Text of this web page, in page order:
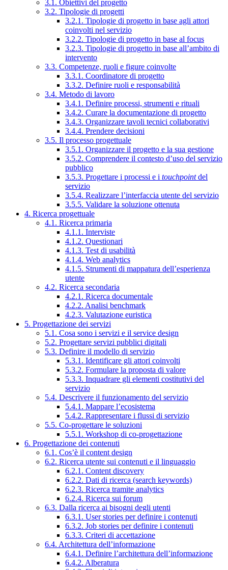
3.1. Obiettivi del progetto
3.2. Tipologie di progetti
3.2.1. Tipologie di progetto in base agli attori
coinvolti nel servizio
3.2.2. Tipologie di progetto in base al focus
3.2.3. Tipologie di progetto in base all’ambito di
intervento
3.3. Competenze, ruoli e figure coinvolte
3.3.1. Coordinatore di progetto
3.3.2. Definire ruoli e responsabilità
3.4. Metodo di lavoro
3.4.1. Definire processi, strumenti e rituali
3.4.2. Curare la documentazione di progetto
3.4.3. Organizzare tavoli tecnici collaborativi
3.4.4. Prendere decisioni
3.5. Il processo progettuale
3.5.1. Organizzare il progetto e la sua gestione
3.5.2. Comprendere il contesto d’uso del servizio
pubblico
3.5.3. Progettare i processi e i touchpointdel
servizio
3.5.4. Realizzare l’interfaccia utente del servizio
3.5.5. Validare la soluzione ottenuta
4. Ricerca progettuale
4.1. Ricerca primaria
4.1.1. Interviste
4.1.2. Questionari
4.1.3. Test di usabilità
4.1.4. Web analytics
4.1.5. Strumenti di mappatura dell’esperienza
utente
4.2. Ricerca secondaria
4.2.1. Ricerca documentale
4.2.2. Analisi benchmark
4.2.3. Valutazione euristica
5. Progettazione dei servizi
5.1. Cosa sono i servizi e il service design
5.2. Progettare servizi pubblici digitali
5.3. Definire il modello di servizio
5.3.1. Identificare gli attori coinvolti
5.3.2. Formulare la proposta di valore
5.3.3. Inquadrare gli elementi costitutivi del
servizio
5.4. Descrivere il funzionamento del servizio
5.4.1. Mappare l’ecosistema
5.4.2. Rappresentare i flussi di servizio
5.5. Co-progettare le soluzioni
5.5.1. Workshop di co-progettazione
6. Progettazione dei contenuti
6.1. Cos’è il content design
6.2. Ricerca utente sui contenuti e il linguaggio
6.2.1. Content discovery
6.2.2. Dati di ricerca (search keywords)
6.2.3. Ricerca tramite analytics
6.2.4. Ricerca sui forum
6.3. Dalla ricerca ai bisogni degli utenti
6.3.1. User stories per definire i contenuti
6.3.2. Job stories per definire i contenuti
6.3.3. Criteri di accettazione
6.4. Architettura dell’informazione
6.4.1. Definire l’architettura dell’informazione
6.4.2. Alberatura